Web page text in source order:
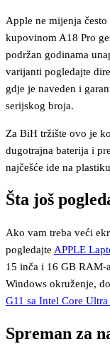
Apple ne mijenja
kupovinom A18 Pro
podržan godinama
varijanti pogledajte
gdje je naveden i
serijskog broja.
Za BiH tržište ovo je
dugotrajna baterija i
najčešće ide na
Šta još
Ako vam treba veći
pogledajte APPLE
15 inča i 16 GB RAM-
Windows okruženje,
G11 sa Intel Core
Spreman za